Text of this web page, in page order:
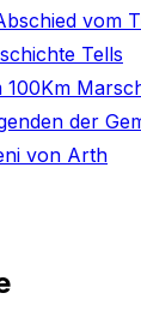
vom
Tells
100Km
der
von Arth